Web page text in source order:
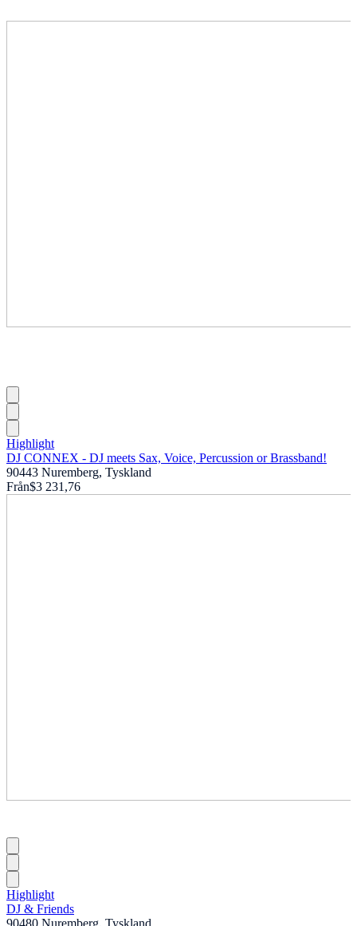
Highlight
DJ CONNEX - DJ meets Sax, Voice, Percussion or Brassband!
90443 Nuremberg, Tyskland
Från$3 231,76
Highlight
DJ & Friends
90480 Nuremberg, Tyskland